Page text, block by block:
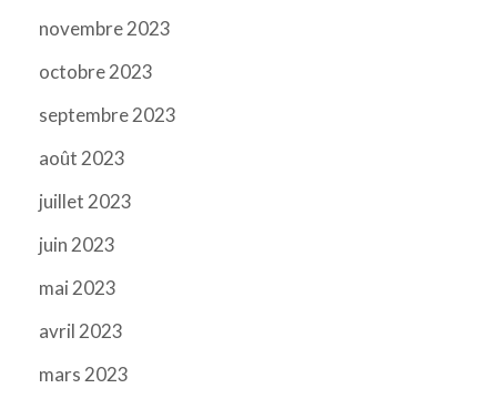
novembre 2023
octobre 2023
septembre 2023
août 2023
juillet 2023
juin 2023
mai 2023
avril 2023
mars 2023